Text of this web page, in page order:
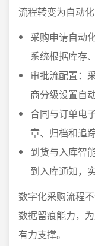
流程转变为自动
采购申请自动
系统根据库存
审批流配置：
商分级设置自
合同与订单电
章、归档和追
到货与入库智
到入库通知，
数字化采购流程
数据留痕能力，
有力支撑。